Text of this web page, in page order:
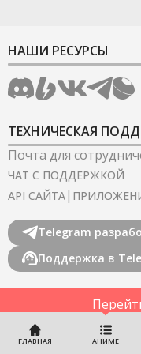
ГЛАВНАЯ АНИМЕ
НАШИ РЕСУРСЫ
ТЕХНИЧЕСКАЯ
Почта для
ЧАТ С ПОДДЕРЖКОЙ
API САЙТА|
Telegram
Поддержка в
©2022-2026